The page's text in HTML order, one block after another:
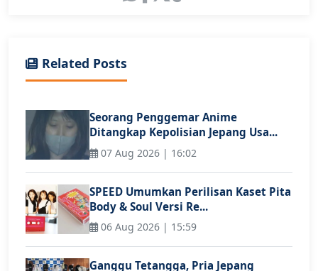
Related Posts
Seorang Penggemar Anime
Ditangkap Kepolisian Jepang Usa...
07 Aug 2026 | 16:02
SPEED Umumkan Perilisan Kaset Pita
Body & Soul Versi Re...
06 Aug 2026 | 15:59
Ganggu Tetangga, Pria Jepang